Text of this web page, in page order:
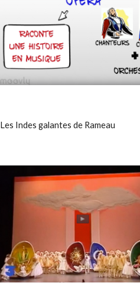
Les Indes galantes de Rameau